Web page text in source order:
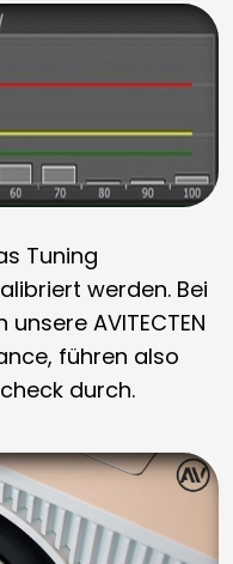
Tuning
werden. Bei
AVITECTEN
führen also
durch.